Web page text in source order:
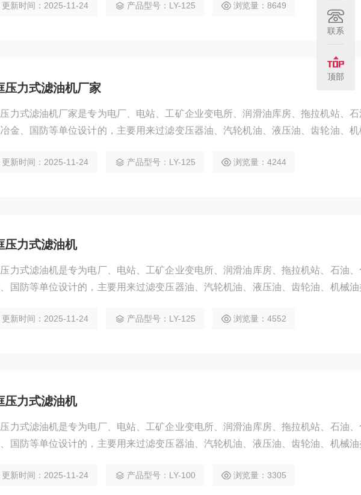
更新时间：2025-11-24 产品型号：LY-125 浏览量：8649
压力式滤油机厂家
力式滤油机厂家是专为电厂、电站、工矿企业变电所、润滑油库房、拖拉机站、
金、国防等单位设计的，主要用来过滤变压器油、汽轮机油、液压油、齿轮油、
更新时间：2025-11-24 产品型号：LY-125 浏览量：4244
压力式滤油机
力式滤油机是专为电厂、电站、工矿企业变电所、润滑油库房、拖拉机站、石油
国防等单位设计的，主要用来过滤变压器油、汽轮机油、液压油、齿轮油、机械
更新时间：2025-11-24 产品型号：LY-125 浏览量：4552
压力式滤油机
力式滤油机是专为电厂、电站、工矿企业变电所、润滑油库房、拖拉机站、石油
国防等单位设计的，主要用来过滤变压器油、汽轮机油、液压油、齿轮油、机械
更新时间：2025-11-24 产品型号：LY-100 浏览量：3305
联系
顶部